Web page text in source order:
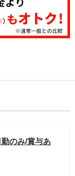
のみ/賞与あ